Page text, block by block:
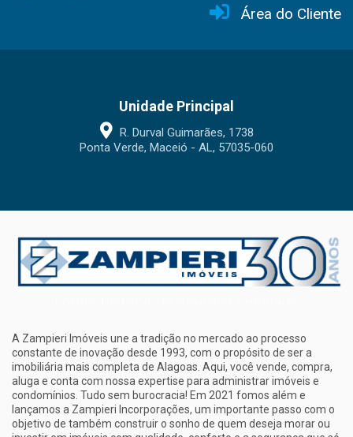
Área do Cliente
Unidade Principal
R. Durval Guimarães, 1738
Ponta Verde, Maceió - AL, 57035-060
A Zampieri Imóveis une a tradição no mercado ao processo
constante de inovação desde 1993, com o propósito de ser a
imobiliária mais completa de Alagoas. Aqui, você vende, compra,
aluga e conta com nossa expertise para administrar imóveis e
condomínios. Tudo sem burocracia! Em 2021 fomos além e
lançamos a Zampieri Incorporações, um importante passo com o
objetivo de também construir o sonho de quem deseja morar ou